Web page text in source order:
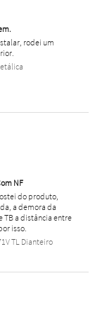
rodei um
NF
do produto,
a demora da
TB a distância entre
isso.
TL Dianteiro